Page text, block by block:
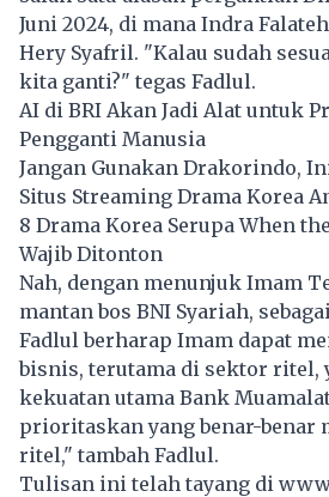
Juni 2024, di mana Indra
Hery Syafril. "Kalau sudah
kita ganti?" tegas Fadlul.
AI di BRI Akan Jadi Alat untuk
Pengganti Manusia
Jangan Gunakan Drakorindo,
Situs Streaming Drama Korea
8 Drama Korea Serupa When
Wajib Ditonton
Nah, dengan menunjuk Imam
mantan bos BNI Syariah,
Fadlul berharap Imam dapat
bisnis, terutama di sektor ritel,
kekuatan utama Bank
prioritaskan yang benar-benar
ritel," tambah Fadlul.
Tulisan ini telah tayang di